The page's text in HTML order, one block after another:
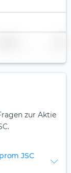
zur Aktie
JSC